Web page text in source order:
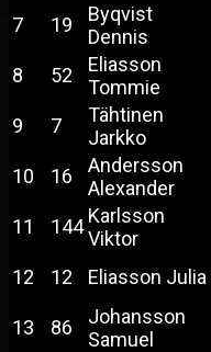
7 19
Byqvist
Dennis
8 52
Eliasson
Tommie
9 7
Tähtinen
Jarkko
10 16
Andersson
Alexander
11 144 Karlsson
Viktor
12 12 Eliasson Julia
13 86
Johansson
Samuel